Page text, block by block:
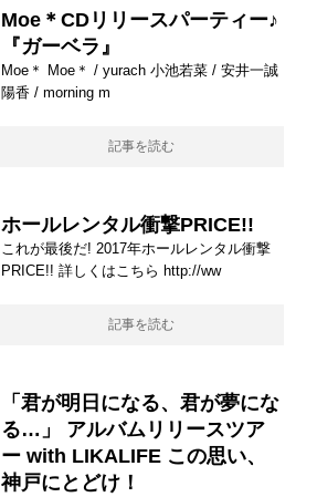
Moe＊CDリリースパーティー♪
『ガーベラ』
Moe＊ Moe＊ / yurach 小池若菜 / 安井一誠
陽香 / morning m
記事を読む
ホールレンタル衝撃PRICE!!
これが最後だ! 2017年ホールレンタル衝撃
PRICE!! 詳しくはこちら http://ww
記事を読む
「君が明日になる、君が夢にな
る…」 アルバムリリースツア
ー with LIKALIFE この思い、
神戸にとどけ！